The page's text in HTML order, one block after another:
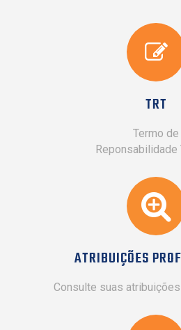
TRT
Termo de
Reponsabilidade
ATRIBUIÇÕES
Consulte suas